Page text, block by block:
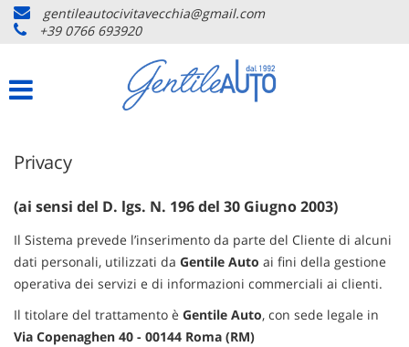
HOME
LISTA VEICOLI
CONTATTI
NEWS
gentileautocivitavecchia@gmail.com
+39 0766 693920
Privacy
(ai sensi del D. lgs. N. 196 del 30 Giugno 2003)
Il Sistema prevede l’inserimento da parte del Cliente di alcuni
dati personali, utilizzati da Gentile Auto ai fini della gestione
operativa dei servizi e di informazioni commerciali ai clienti.
Il titolare del trattamento è Gentile Auto, con sede legale in
Via Copenaghen 40 - 00144 Roma (RM)
Le
di
consenso
seguente
pannello
ti
consente
di
esprimere
le
tue
preferenze
di
consenso